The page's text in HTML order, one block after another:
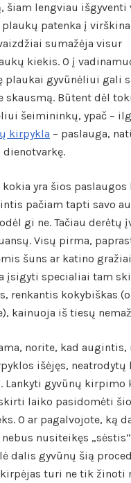
šiam lengviau išgyventi
plaukų patenka į
sumažėja visur
kiekis. O į
plaukai gyvūnėliui gali
skausmą. Būtent dėl
šeimininkų, ypač –
kirpykla – paslauga,
yra šios paslaugos
pačiam tapti savo
gi ne. Tačiau derėtų
Visų pirma,
šuns ar katino gražiai
įsigyti specialiai tam
renkantis kokybiškas
kainuoja iš tiesų
norite, kad augintis,
išėjęs, neatrodytų
Lankyti gyvūnų kirpimo
laiko pasidomėti
O ar pagalvojote, ką
nusiteikęs
dalis gyvūnų šią
turi ne tik žinoti